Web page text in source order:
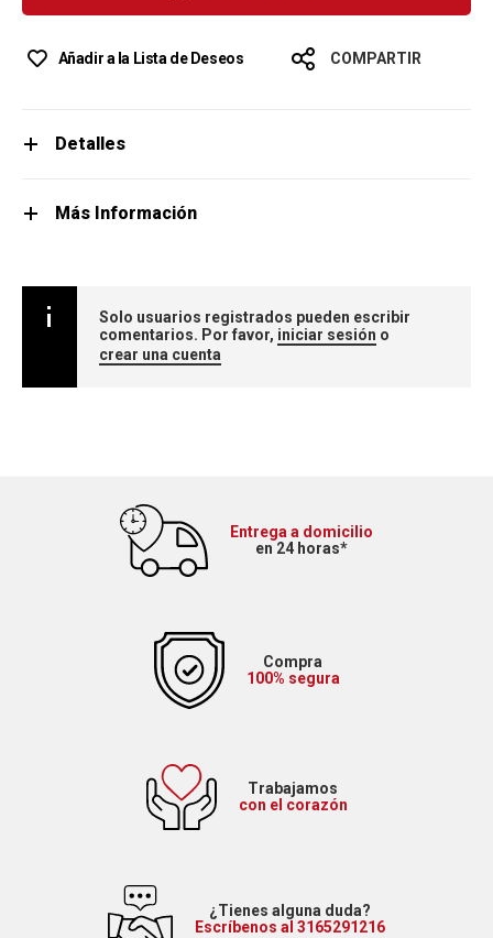
Añadir a la Lista de Deseos COMPARTIR
Detalles
Más Información
Solo usuarios registrados pueden escribir
comentarios. Por favor, iniciar sesión o
crear una cuenta
Entrega a domicilio
en 24 horas*
Compra
100% segura
Trabajamos
con el corazón
¿Tienes alguna duda?
Escríbenos al 3165291216